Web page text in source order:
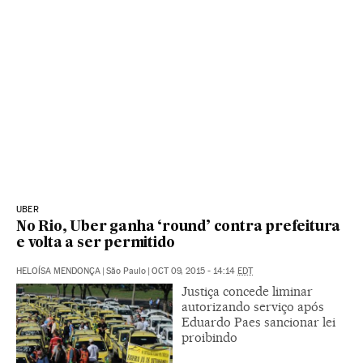
UBER
No Rio, Uber ganha ‘round’ contra prefeitura
e volta a ser permitido
HELOÍSA MENDONÇA | São Paulo | OCT 09, 2015 - 14:14 EDT
Justiça concede liminar
autorizando serviço após
Eduardo Paes sancionar lei
proibindo